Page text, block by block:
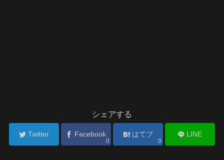
シェアする
Twitter Facebook
0
はてブ
0
LINE